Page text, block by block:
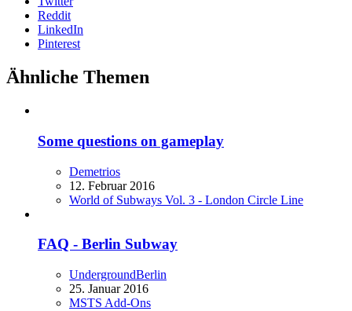
Reddit
LinkedIn
Pinterest
Ähnliche Themen
Some questions on gameplay
Demetrios
12. Februar 2016
World of Subways Vol. 3 - London Circle Line
FAQ - Berlin Subway
UndergroundBerlin
25. Januar 2016
MSTS Add-Ons